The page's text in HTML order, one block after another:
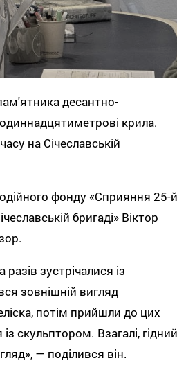
десантно-
крила.
на Січеславській
фонду «Сприяння 25-й
бригаді» Віктор
зустрічалися із
зовнішній вигляд
потім прийшли до цих
скульптором. Взагалі, гідний
— поділився він.